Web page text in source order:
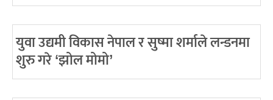
युवा उद्यमी विकास नेपाल र सुष्मा शर्माले लन्डनमा
शुरु गरे ‘झोल मोमो’